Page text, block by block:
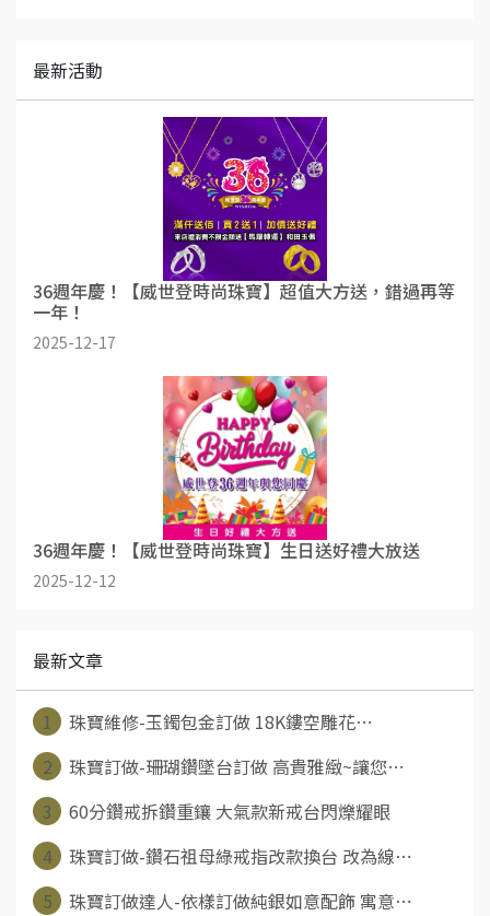
最新活動
36週年慶！【威世登時尚珠寶】超值大方送，錯過再等
一年！
2025-12-17
36週年慶！【威世登時尚珠寶】生日送好禮大放送
2025-12-12
最新文章
1
珠寶維修-玉鐲包金訂做 18K鏤空雕花⋯
2
珠寶訂做-珊瑚鑽墜台訂做 高貴雅緻~讓您⋯
3
60分鑽戒拆鑽重鑲 大氣款新戒台閃爍耀眼
4
珠寶訂做-鑽石祖母綠戒指改款換台 改為線⋯
5
珠寶訂做達人-依樣訂做純銀如意配飾 寓意⋯